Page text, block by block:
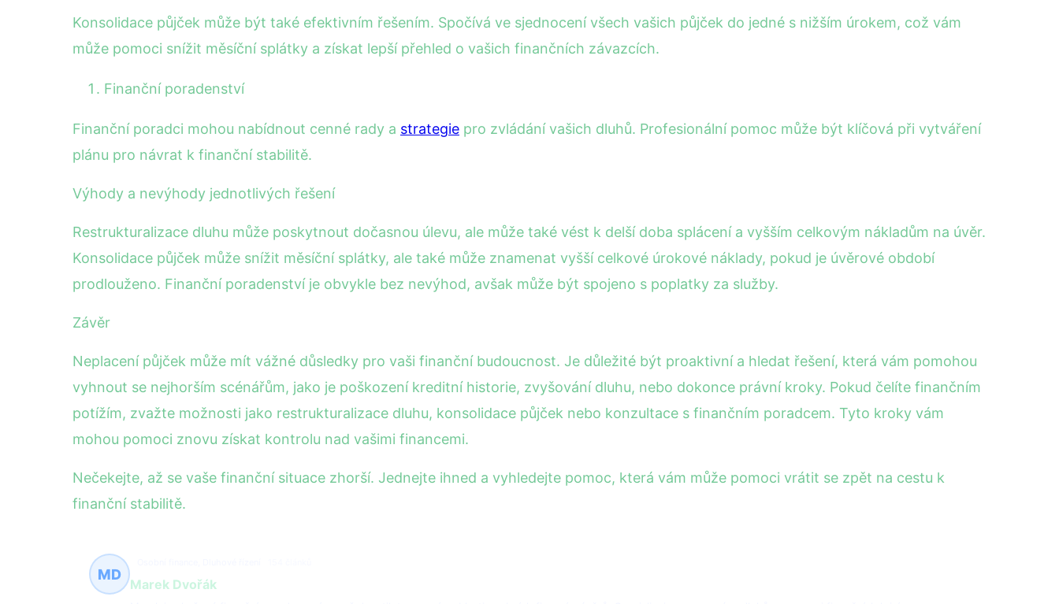
Konsolidace půjček může být také efektivním řešením. Spočívá ve sjednocení všech vašich půjček do jedné s nižším úrokem, což vám
může pomoci snížit měsíční splátky a získat lepší přehled o vašich finančních závazcích.
Finanční poradenství
Finanční poradci mohou nabídnout cenné rady a strategie pro zvládání vašich dluhů. Profesionální pomoc může být klíčová při vytváření
plánu pro návrat k finanční stabilitě.
Výhody a nevýhody jednotlivých řešení
Restrukturalizace dluhu může poskytnout dočasnou úlevu, ale může také vést k delší doba splácení a vyšším celkovým nákladům na úvěr.
Konsolidace půjček může snížit měsíční splátky, ale také může znamenat vyšší celkové úrokové náklady, pokud je úvěrové období
prodlouženo. Finanční poradenství je obvykle bez nevýhod, avšak může být spojeno s poplatky za služby.
Závěr
Neplacení půjček může mít vážné důsledky pro vaši finanční budoucnost. Je důležité být proaktivní a hledat řešení, která vám pomohou
vyhnout se nejhorším scénářům, jako je poškození kreditní historie, zvyšování dluhu, nebo dokonce právní kroky. Pokud čelíte finančním
potížím, zvažte možnosti jako restrukturalizace dluhu, konsolidace půjček nebo konzultace s finančním poradcem. Tyto kroky vám
mohou pomoci znovu získat kontrolu nad vašimi financemi.
Nečekejte, až se vaše finanční situace zhorší. Jednejte ihned a vyhledejte pomoc, která vám může pomoci vrátit se zpět na cestu k
finanční stabilitě.
MD
Marek Dvořák